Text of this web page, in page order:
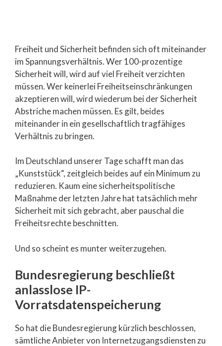
Freiheit und Sicherheit befinden sich oft miteinander
im Spannungsverhältnis. Wer 100-prozentige
Sicherheit will, wird auf viel Freiheit verzichten
müssen. Wer keinerlei Freiheitseinschränkungen
akzeptieren will, wird wiederum bei der Sicherheit
Abstriche machen müssen. Es gilt, beides
miteinander in ein gesellschaftlich tragfähiges
Verhältnis zu bringen.
Im Deutschland unserer Tage schafft man das
„Kunststück“, zeitgleich beides auf ein Minimum zu
reduzieren. Kaum eine sicherheitspolitische
Maßnahme der letzten Jahre hat tatsächlich mehr
Sicherheit mit sich gebracht, aber pauschal die
Freiheitsrechte beschnitten.
Und so scheint es munter weiterzugehen.
Bundesregierung beschließt
anlasslose IP-
Vorratsdatenspeicherung
So hat die Bundesregierung kürzlich beschlossen,
sämtliche Anbieter von Internetzugangsdiensten zu